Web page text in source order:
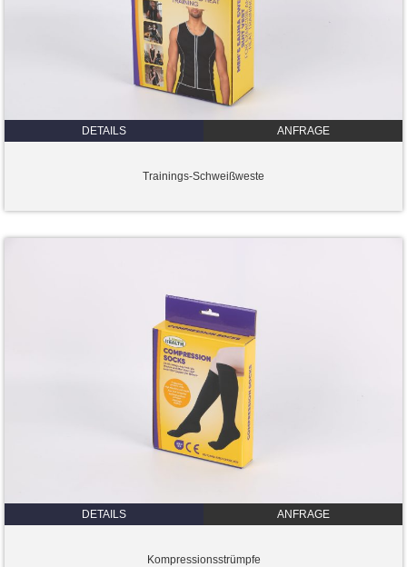
DETAILS ANFRAGE
Trainings-Schweißweste
DETAILS ANFRAGE
Kompressionsstrümpfe